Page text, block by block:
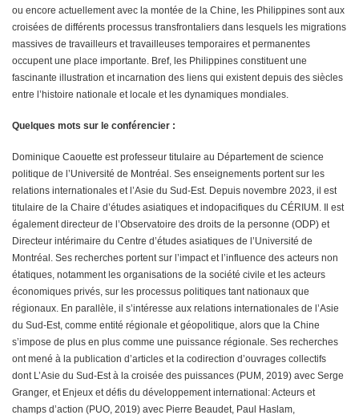
ou encore actuellement avec la montée de la Chine, les Philippines sont aux
croisées de différents processus transfrontaliers dans lesquels les migrations
massives de travailleurs et travailleuses temporaires et permanentes
occupent une place importante. Bref, les Philippines constituent une
fascinante illustration et incarnation des liens qui existent depuis des siècles
entre l’histoire nationale et locale et les dynamiques mondiales.
Quelques mots sur le conférencier :
Dominique Caouette est professeur titulaire au Département de science
politique de l’Université de Montréal. Ses enseignements portent sur les
relations internationales et l’Asie du Sud-Est. Depuis novembre 2023, il est
titulaire de la Chaire d’études asiatiques et indopacifiques du CÉRIUM. Il est
également directeur de l’Observatoire des droits de la personne (ODP) et
Directeur intérimaire du Centre d’études asiatiques de l’Université de
Montréal. Ses recherches portent sur l’impact et l’influence des acteurs non
étatiques, notamment les organisations de la société civile et les acteurs
économiques privés, sur les processus politiques tant nationaux que
régionaux. En parallèle, il s’intéresse aux relations internationales de l’Asie
du Sud-Est, comme entité régionale et géopolitique, alors que la Chine
s’impose de plus en plus comme une puissance régionale. Ses recherches
ont mené à la publication d’articles et la codirection d’ouvrages collectifs
dont L’Asie du Sud-Est à la croisée des puissances (PUM, 2019) avec Serge
Granger, et Enjeux et défis du développement international: Acteurs et
champs d’action (PUO, 2019) avec Pierre Beaudet, Paul Haslam,